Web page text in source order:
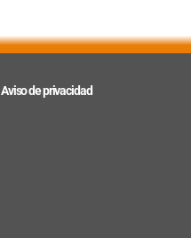
Aviso de privacidad